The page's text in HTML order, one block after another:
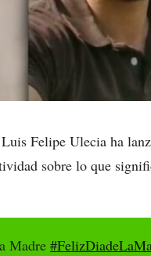
Felipe Ulecia ha
sobre lo que
Madre